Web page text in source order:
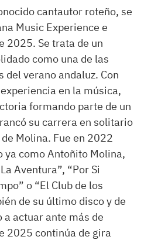
cantautor roteño, se
Music Experience e
2025. Se trata de un
como una de las
verano andaluz. Con
en la música,
formando parte de un
su carrera en solitario
Molina. Fue en 2022
ya como Antoñito Molina,
Aventura”, “Por Si
o “El Club de los
de su último disco y de
a actuar ante más de
2025 continúa de gira